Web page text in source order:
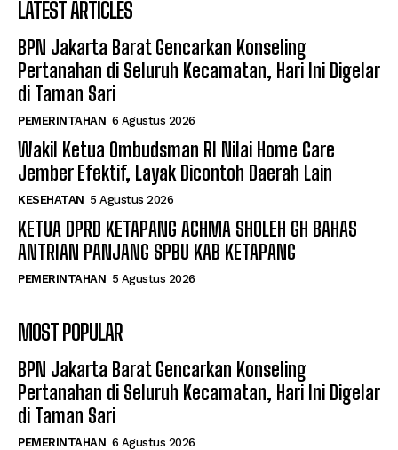
LATEST ARTICLES
BPN Jakarta Barat Gencarkan Konseling
Pertanahan di Seluruh Kecamatan, Hari Ini Digelar
di Taman Sari
PEMERINTAHAN 6 Agustus 2026
Wakil Ketua Ombudsman RI Nilai Home Care
Jember Efektif, Layak Dicontoh Daerah Lain
KESEHATAN 5 Agustus 2026
KETUA DPRD KETAPANG ACHMA SHOLEH GH BAHAS
ANTRIAN PANJANG SPBU KAB KETAPANG
PEMERINTAHAN 5 Agustus 2026
MOST POPULAR
BPN Jakarta Barat Gencarkan Konseling
Pertanahan di Seluruh Kecamatan, Hari Ini Digelar
di Taman Sari
PEMERINTAHAN 6 Agustus 2026